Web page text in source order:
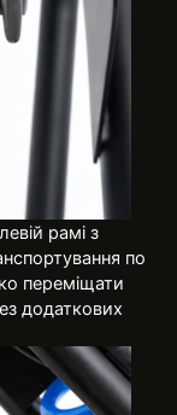
рамі з
по
переміщати
додаткових